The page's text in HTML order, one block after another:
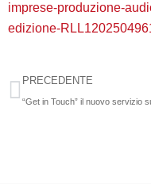
imprese-produzione-
edizione-
PRECEDENTE